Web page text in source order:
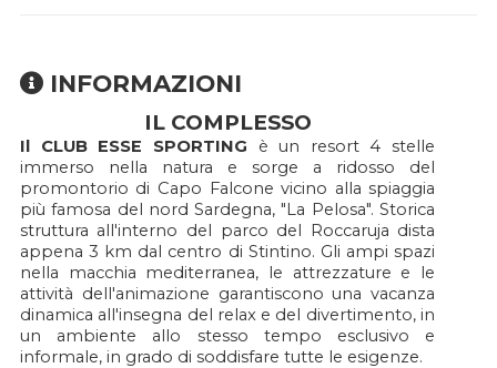
INFORMAZIONI
IL COMPLESSO
Il CLUB ESSE SPORTING è un resort 4 stelle
immerso nella natura e sorge a ridosso del
promontorio di Capo Falcone vicino alla spiaggia
più famosa del nord Sardegna, "La Pelosa". Storica
struttura all'interno del parco del Roccaruja dista
appena 3 km dal centro di Stintino. Gli ampi spazi
nella macchia mediterranea, le attrezzature e le
attività dell'animazione garantiscono una vacanza
dinamica all'insegna del relax e del divertimento, in
un ambiente allo stesso tempo esclusivo e
informale, in grado di soddisfare tutte le esigenze.